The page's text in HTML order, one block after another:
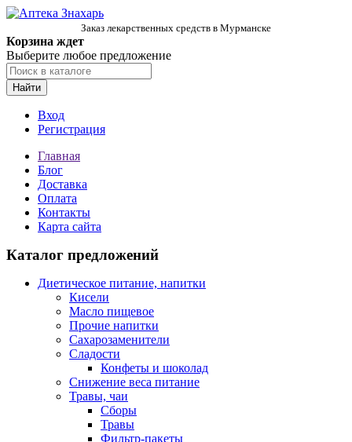
Заказ лекарственных средств в Мурманске
Корзина ждет
Выберите любое предложение
Найти
Вход
Регистрация
Главная
Блог
Доставка
Оплата
Контакты
Карта сайта
Каталог предложений
Диетическое питание, напитки
Кисели
Масло пищевое
Прочие напитки
Сахарозаменители
Сладости
Конфеты и шоколад
Снижение веса питание
Травы, чаи
Сборы
Травы
Фильтр-пакеты